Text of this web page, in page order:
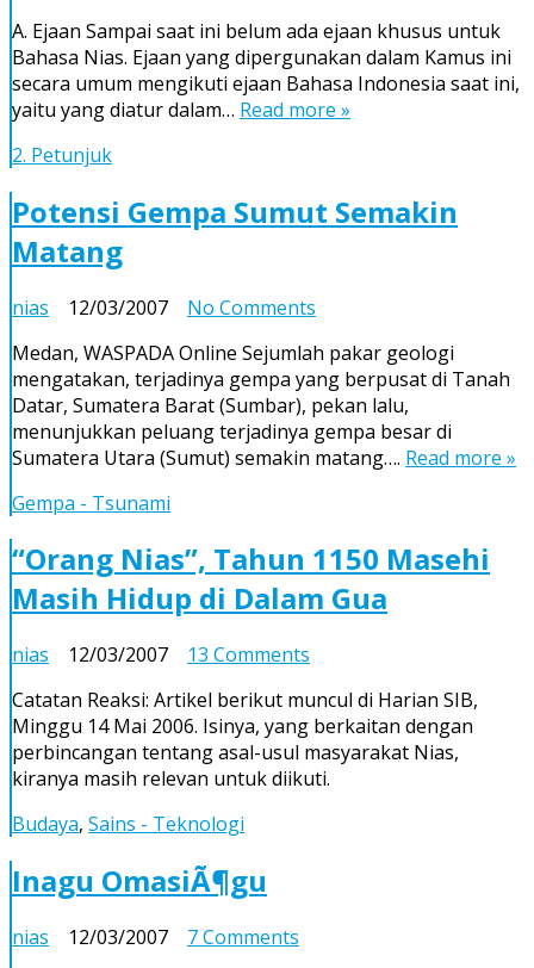
A. Ejaan Sampai saat ini belum ada ejaan khusus untuk
Bahasa Nias. Ejaan yang dipergunakan dalam Kamus ini
secara umum mengikuti ejaan Bahasa Indonesia saat ini,
yaitu yang diatur dalam… Read more »
2. Petunjuk
Potensi Gempa Sumut Semakin
Matang
nias 12/03/2007 No Comments
Gempa
Sumut
Semakin
Matang
Medan, WASPADA Online Sejumlah pakar geologi
mengatakan, terjadinya gempa yang berpusat di Tanah
Datar, Sumatera Barat (Sumbar), pekan lalu,
menunjukkan peluang terjadinya gempa besar di
Sumatera Utara (Sumut) semakin matang…. Read more »
Gempa - Tsunami
“Orang Nias”, Tahun 1150 Masehi
Masih Hidup di Dalam Gua
nias 12/03/2007 13 Comments
Nias”,
Tahun
1150
Masehi
Catatan Reaksi: Artikel berikut muncul di Harian SIB,
Minggu 14 Mai 2006. Isinya, yang berkaitan dengan
perbincangan tentang asal-usul masyarakat Nias,
kiranya masih relevan untuk diikuti.
Budaya, Sains - Teknologi
Inagu OmasiÃ¶gu
nias 12/03/2007 7 Comments